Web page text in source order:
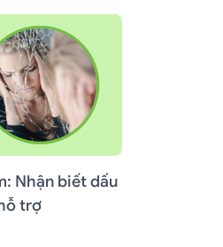
Nhận biết dấu
trợ